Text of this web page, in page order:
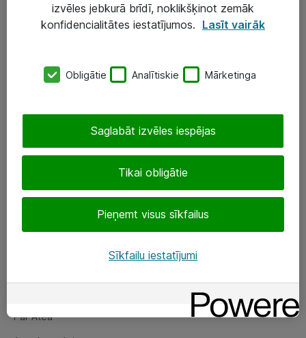
Serveri un datu centri
SIA „ATEA”
eShop@atea.lv
Sekojiet mums
Par Atea
Par Atea
izvēles jebkurā brīdī, noklikšķinot zemāk
konfidencialitātes iestatījumos. Lasīt vairāk
Obligātie Analītiskie Mārketinga
Tikai obligātie
Pieņemt visus sīkfailus
Saglabāt izvēles iespējas
Sīkfailu iestatījumi